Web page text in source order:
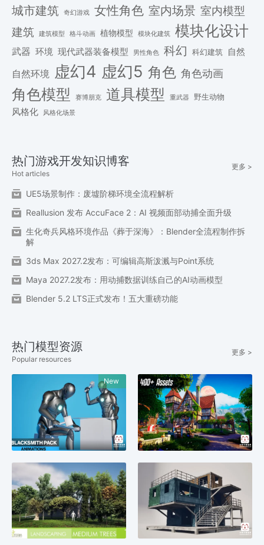
城市建筑
奇幻游戏 女性角色 室内场景 室内模型
建筑 建筑模型 格斗动画 植物模型 模块化建筑 模块化设计
武器 环境 现代武器装备模型 男性角色 科幻 科幻建筑 自然
自然环境 虚幻4 虚幻5 角色 角色动画
角色模型 赛博朋克 道具模型 重武器 野生动物
风格化 风格化场景
热门游戏开发知识博客
Hot articles
更多 >
UE5场景制作：废墟阶梯环境全流程解析
Reallusion 发布 AccuFace 2：AI 视频面部动捕全面升级
生化奇兵风格环境作品《葬于深海》：Blender全流程制作拆
解
3ds Max 2027.2发布：可编辑高斯泼溅与Point系统
Maya 2027.2发布：用动捕数据训练自己的AI动画模型
Blender 5.2 LTS正式发布！五大重磅功能
热门模型资源
Popular resources
更多 >